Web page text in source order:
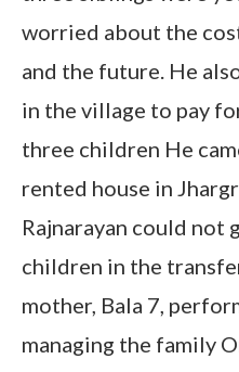
worried about the
and the future. He
in the village to pay
three children He
rented house in
Rajnarayan could not
children in the
mother, Bala 7,
managing the family